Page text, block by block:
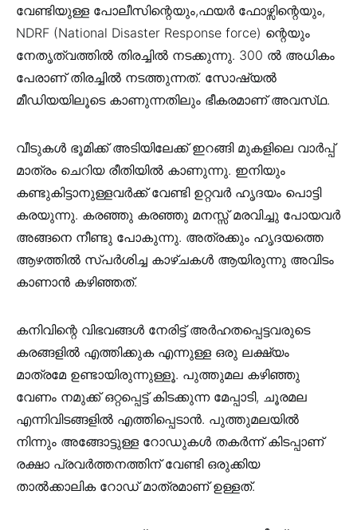
വേണ്ടിയുള്ള പോലീസിന്റെയും,ഫയർ ഫോഴ്സിന്റെയും,
NDRF (National Disaster Response force) ന്റെയും
നേതൃത്വത്തിൽ തിരച്ചിൽ നടക്കുന്നു. 300 ൽ അധികം
പേരാണ് തിരച്ചിൽ നടത്തുന്നത്. സോഷ്യൽ
മീഡിയയിലൂടെ കാണുന്നതിലും ഭീകരമാണ് അവസ്‌ഥ.
വീടുകൾ ഭൂമിക്ക് അടിയിലേക്ക് ഇറങ്ങി മുകളിലെ വാർപ്പ്
മാത്രം ചെറിയ രീതിയിൽ കാണുന്നു. ഇനിയും
കണ്ടുകിട്ടാനുള്ളവർക്ക് വേണ്ടി ഉറ്റവർ ഹൃദയം പൊട്ടി
കരയുന്നു. കരഞ്ഞു കരഞ്ഞു മനസ്സ് മരവിച്ചു പോയവർ
അങ്ങനെ നീണ്ടു പോകുന്നു. അത്രക്കും ഹൃദയത്തെ
ആഴത്തിൽ സ്പർശിച്ച കാഴ്ചകൾ ആയിരുന്നു അവിടം
കാണാൻ കഴിഞ്ഞത്.
കനിവിന്റെ വിഭവങ്ങൾ നേരിട്ട് അർഹതപ്പെട്ടവരുടെ
കരങ്ങളിൽ എത്തിക്കുക എന്നുള്ള ഒരു ലക്ഷ്യം
മാത്രമേ ഉണ്ടായിരുന്നുള്ളൂ. പുത്തുമല കഴിഞ്ഞു
വേണം നമുക്ക് ഒറ്റപ്പെട്ട് കിടക്കുന്ന മേപ്പാടി, ചൂരമല
എന്നിവിടങ്ങളിൽ എത്തിപ്പെടാൻ. പുത്തുമലയിൽ
നിന്നും അങ്ങോട്ടുള്ള റോഡുകൾ തകർന്ന് കിടപ്പാണ്
രക്ഷാ പ്രവർത്തനത്തിന് വേണ്ടി ഒരുക്കിയ
താൽക്കാലിക റോഡ് മാത്രമാണ് ഉള്ളത്.